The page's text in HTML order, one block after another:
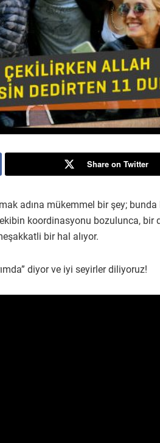
Share on Twitter
adına mükemmel bir şey;
koordinasyonu bozulunca, bir
bir hal alıyor.
diyor ve iyi seyirler diliyoruz!